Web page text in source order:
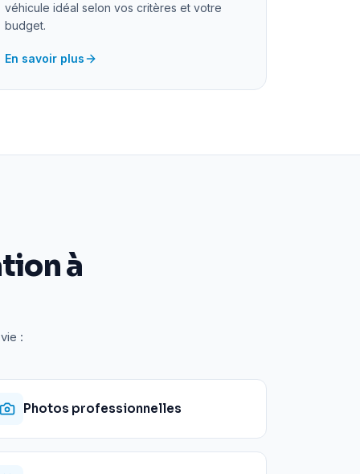
véhicule idéal selon vos critères et votre
budget.
En savoir plus
à
:
Photos professionnelles